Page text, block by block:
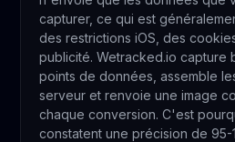
capturer, ce qui est
des restrictions iOS, des
publicité. Wetracked.io capture
points de données, assemble
serveur et renvoie une image
chaque conversion. C'est
constatent une précision de 95-